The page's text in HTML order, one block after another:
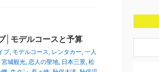
│モデルコースと予算
ブ, モデルコース, レンタカー, 一人
宮城観光, 恋人の聖地, 日本三景, 松